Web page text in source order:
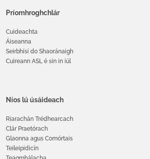
Príomhroghchlár
Cuideachta
Áiseanna
Seirbhísí do Shaoránaigh
Cuireann ASL é sin in iúl
Níos lú úsáideach
Riarachán Trédhearcach
Clár Praetórach
Glaonna agus Comórtais
Teileipidicín